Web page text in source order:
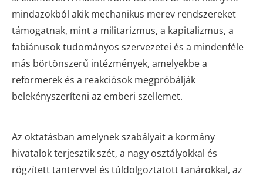
mindazokból akik mechanikus merev rendszereket
támogatnak, mint a militarizmus, a kapitalizmus, a
fabiánusok tudományos szervezetei és a mindenféle
más börtönszerű intézmények, amelyekbe a
reformerek és a reakciósok megpróbálják
belekényszeríteni az emberi szellemet.
Az oktatásban amelynek szabályait a kormány
hivatalok terjesztik szét, a nagy osztályokkal és
rögzített tantervvel és túldolgoztatott tanárokkal, az